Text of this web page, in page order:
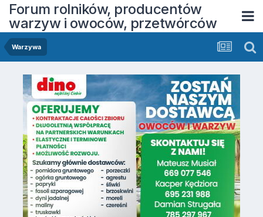
Forum rolników, producentów
warzyw i owoców, przetwórców
Warzywa